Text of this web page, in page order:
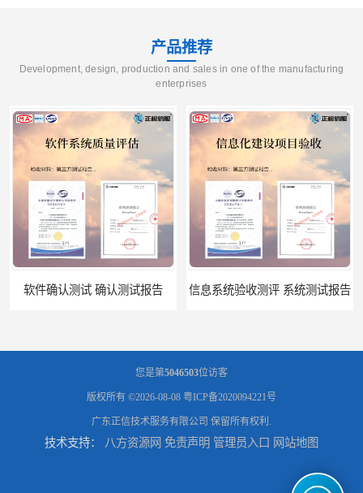
产品推荐
Development, design, production and sales in one of the manufacturing
enterprises
软件确认测试 确认测试报告 信息系统验收测评 系统测试报告
您是第5046503位访客
版权所有 ©2026-08-08 粤ICP备2020094221号
广东正信技术服务有限公司 保留所有权利.
技术支持： 八方资源网 免责声明 管理员入口 网站地图